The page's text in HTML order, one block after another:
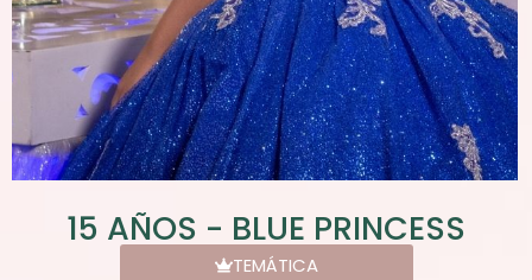
15 AÑOS - BLUE PRINCESS
TEMÁTICA